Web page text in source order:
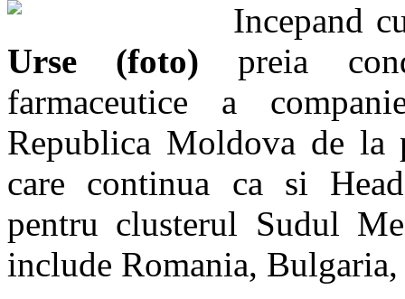
Incepand
Urse (foto) preia
farmaceutice a
Republica Moldova de la
care continua ca si
pentru clusterul Sudul
include Romania,